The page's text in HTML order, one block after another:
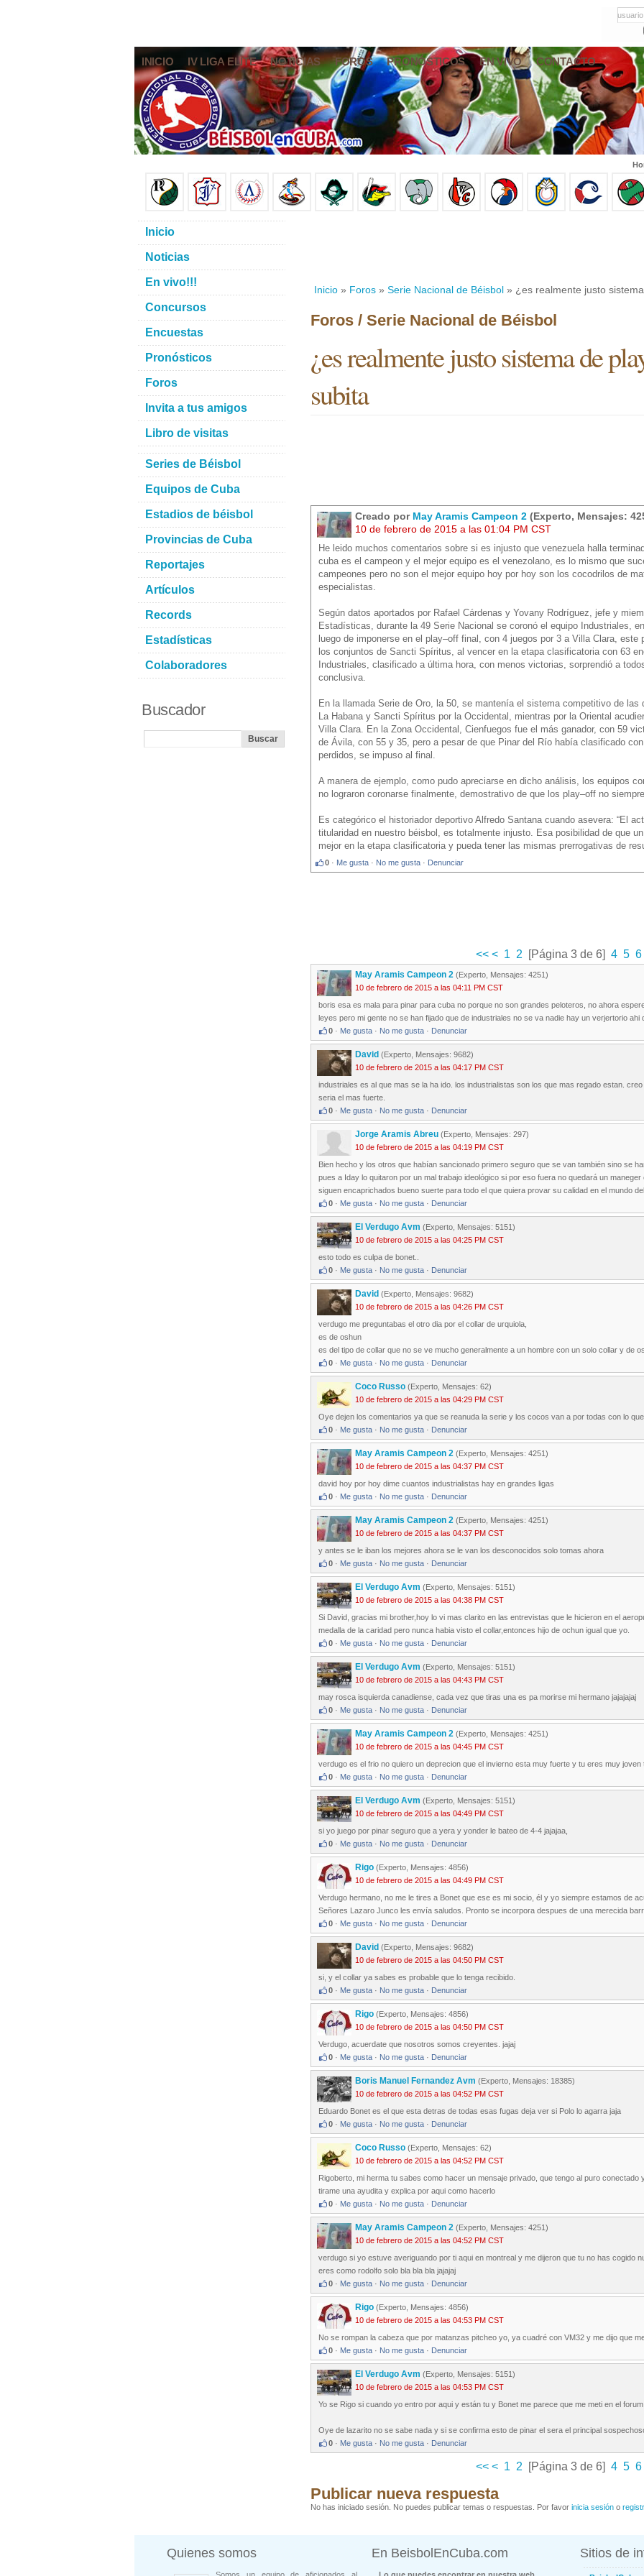
INICIO IV LIGA ELITE NOTICIAS FOROS PRONÓSTICOS EN VIVO CONTACTO
Inicio » Foros » Serie Nacional de Béisbol » ¿es realmente justo
Foros / Serie Nacional de Béisbol
¿es realmente justo sistema de
subita
Creado por May Aramis Campeon 2 (Experto, Mensajes:
10 de febrero de 2015 a las 01:04 PM CST
He leido muchos comentarios sobre si es injusto que venezuela halla
cuba es el campeon y el mejor equipo es el venezolano, es lo mismo que
campeones pero no son el mejor equipo hoy por hoy son los cocodrilos de
especialistas.
Según datos aportados por Rafael Cárdenas y Yovany Rodríguez, jefe y
Estadísticas, durante la 49 Serie Nacional se coronó el equipo Industriales,
luego de imponerse en el play–off final, con 4 juegos por 3 a Villa Clara,
los conjuntos de Sancti Spíritus, al vencer en la etapa clasificatoria con 63
Industriales, clasificado a última hora, con menos victorias, sorprendió a
conclusiva.
En la llamada Serie de Oro, la 50, se mantenía el sistema competitivo de
La Habana y Sancti Spíritus por la Occidental, mientras por la Oriental
Villa Clara. En la Zona Occidental, Cienfuegos fue el más ganador, con 59
de Ávila, con 55 y 35, pero a pesar de que Pinar del Río había clasificado
perdidos, se impuso al final.
A manera de ejemplo, como pudo apreciarse en dicho análisis, los equipos
no lograron coronarse finalmente, demostrativo de que los play–off no
Es categórico el historiador deportivo Alfredo Santana cuando asevera: “El
titularidad en nuestro béisbol, es totalmente injusto. Esa posibilidad de que
mejor en la etapa clasificatoria y pueda tener las mismas prerrogativas de
0 · Me gusta · No me gusta · Denunciar
<< < 1 2 [Página 3 de 6] 4 5 6
May Aramis Campeon 2 (Experto, Mensajes: 4251)
10 de febrero de 2015 a las 04:11 PM CST
boris esa es mala para pinar para cuba no porque no son grandes peloteros, no ahora
leyes pero mi gente no se han fijado que de industriales no se va nadie hay un verjertorio
0 · Me gusta · No me gusta · Denunciar
David (Experto, Mensajes: 9682)
10 de febrero de 2015 a las 04:17 PM CST
industriales es al que mas se la ha ido. los industrialistas son los que mas regado estan.
seria el mas fuerte.
0 · Me gusta · No me gusta · Denunciar
Jorge Aramis Abreu (Experto, Mensajes: 297)
10 de febrero de 2015 a las 04:19 PM CST
Bien hecho y los otros que habían sancionado primero seguro que se van también sino se
pues a Iday lo quitaron por un mal trabajo ideológico si por eso fuera no quedará un
siguen encaprichados bueno suerte para todo el que quiera provar su calidad en el mundo
0 · Me gusta · No me gusta · Denunciar
El Verdugo Avm (Experto, Mensajes: 5151)
10 de febrero de 2015 a las 04:25 PM CST
esto todo es culpa de bonet..
0 · Me gusta · No me gusta · Denunciar
David (Experto, Mensajes: 9682)
10 de febrero de 2015 a las 04:26 PM CST
verdugo me preguntabas el otro dia por el collar de urquiola,
es de oshun
es del tipo de collar que no se ve mucho generalmente a un hombre con un solo collar y de
0 · Me gusta · No me gusta · Denunciar
Coco Russo (Experto, Mensajes: 62)
10 de febrero de 2015 a las 04:29 PM CST
Oye dejen los comentarios ya que se reanuda la serie y los cocos van a por todas con lo
0 · Me gusta · No me gusta · Denunciar
May Aramis Campeon 2 (Experto, Mensajes: 4251)
10 de febrero de 2015 a las 04:37 PM CST
david hoy por hoy dime cuantos industrialistas hay en grandes ligas
0 · Me gusta · No me gusta · Denunciar
May Aramis Campeon 2 (Experto, Mensajes: 4251)
10 de febrero de 2015 a las 04:37 PM CST
y antes se le iban los mejores ahora se le van los desconocidos solo tomas ahora
0 · Me gusta · No me gusta · Denunciar
El Verdugo Avm (Experto, Mensajes: 5151)
10 de febrero de 2015 a las 04:38 PM CST
Si David, gracias mi brother,hoy lo vi mas clarito en las entrevistas que le hicieron en el
medalla de la caridad pero nunca habia visto el collar,entonces hijo de ochun igual que yo.
0 · Me gusta · No me gusta · Denunciar
El Verdugo Avm (Experto, Mensajes: 5151)
10 de febrero de 2015 a las 04:43 PM CST
may rosca isquierda canadiense, cada vez que tiras una es pa morirse mi hermano jajajajaj
0 · Me gusta · No me gusta · Denunciar
May Aramis Campeon 2 (Experto, Mensajes: 4251)
10 de febrero de 2015 a las 04:45 PM CST
verdugo es el frio no quiero un deprecion que el invierno esta muy fuerte y tu eres muy
0 · Me gusta · No me gusta · Denunciar
El Verdugo Avm (Experto, Mensajes: 5151)
10 de febrero de 2015 a las 04:49 PM CST
si yo juego por pinar seguro que a yera y yonder le bateo de 4-4 jajajaa,
0 · Me gusta · No me gusta · Denunciar
Rigo (Experto, Mensajes: 4856)
10 de febrero de 2015 a las 04:49 PM CST
Verdugo hermano, no me le tires a Bonet que ese es mi socio, él y yo siempre estamos de
Señores Lazaro Junco les envía saludos. Pronto se incorpora despues de una merecida
0 · Me gusta · No me gusta · Denunciar
David (Experto, Mensajes: 9682)
10 de febrero de 2015 a las 04:50 PM CST
si, y el collar ya sabes es probable que lo tenga recibido.
0 · Me gusta · No me gusta · Denunciar
Rigo (Experto, Mensajes: 4856)
10 de febrero de 2015 a las 04:50 PM CST
Verdugo, acuerdate que nosotros somos creyentes. jajaj
0 · Me gusta · No me gusta · Denunciar
Boris Manuel Fernandez Avm (Experto, Mensajes: 18385)
10 de febrero de 2015 a las 04:52 PM CST
Eduardo Bonet es el que esta detras de todas esas fugas deja ver si Polo lo agarra jaja
0 · Me gusta · No me gusta · Denunciar
Coco Russo (Experto, Mensajes: 62)
10 de febrero de 2015 a las 04:52 PM CST
Rigoberto, mi herma tu sabes como hacer un mensaje privado, que tengo al puro conectado
tirame una ayudita y explica por aqui como hacerlo
0 · Me gusta · No me gusta · Denunciar
May Aramis Campeon 2 (Experto, Mensajes: 4251)
10 de febrero de 2015 a las 04:52 PM CST
verdugo si yo estuve averiguando por ti aqui en montreal y me dijeron que tu no has cogido
eres como rodolfo solo bla bla bla jajajaj
0 · Me gusta · No me gusta · Denunciar
Rigo (Experto, Mensajes: 4856)
10 de febrero de 2015 a las 04:53 PM CST
No se rompan la cabeza que por matanzas pitcheo yo, ya cuadré con VM32 y me dijo que
0 · Me gusta · No me gusta · Denunciar
El Verdugo Avm (Experto, Mensajes: 5151)
10 de febrero de 2015 a las 04:53 PM CST
Yo se Rigo si cuando yo entro por aqui y están tu y Bonet me parece que me meti en el
Oye de lazarito no se sabe nada y si se confirma esto de pinar el sera el principal
0 · Me gusta · No me gusta · Denunciar
<< < 1 2 [Página 3 de 6] 4 5 6
Publicar nueva respuesta
No has iniciado sesión. No puedes publicar temas o respuestas. Por favor inicia sesión o
Inicio
Noticias
En vivo!!!
Concursos
Encuestas
Pronósticos
Foros
Invita a tus amigos
Libro de visitas
Series de Béisbol
Equipos de Cuba
Estadios de béisbol
Provincias de Cuba
Reportajes
Artículos
Records
Estadísticas
Colaboradores
Buscador
Quienes somos En BeisbolEnCuba.com Sitios de